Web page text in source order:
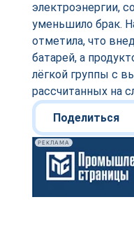
электроэнергии,
уменьшило брак.
отметила, что
батарей, а
лёгкой группы с
рассчитанных на
Поделиться
РЕКЛАМА